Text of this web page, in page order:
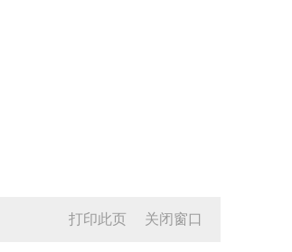
打印此页 关闭窗口